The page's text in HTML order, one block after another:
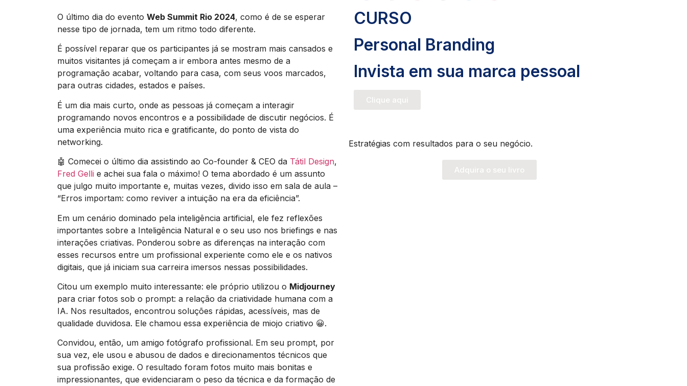
O último dia do evento Web Summit Rio 2024, como é de se esperar
nesse tipo de jornada, tem um ritmo todo diferente.
É possível reparar que os participantes já se mostram mais cansados e
muitos visitantes já começam a ir embora antes mesmo de a
programação acabar, voltando para casa, com seus voos marcados,
para outras cidades, estados e países.
É um dia mais curto, onde as pessoas já começam a interagir
programando novos encontros e a possibilidade de discutir negócios. É
uma experiência muito rica e gratificante, do ponto de vista do
networking.
🤖 Comecei o último dia assistindo ao Co-founder & CEO da Tátil Design,
Fred Gelli e achei sua fala o máximo! O tema abordado é um assunto
que julgo muito importante e, muitas vezes, divido isso em sala de aula –
“Erros importam: como reviver a intuição na era da eficiência”.
Em um cenário dominado pela inteligência artificial, ele fez reflexões
importantes sobre a Inteligência Natural e o seu uso nos briefings e nas
interações criativas. Ponderou sobre as diferenças na interação com
esses recursos entre um profissional experiente como ele e os nativos
digitais, que já iniciam sua carreira imersos nessas possibilidades.
Citou um exemplo muito interessante: ele próprio utilizou o Midjourney
para criar fotos sob o prompt: a relação da criatividade humana com a
IA. Nos resultados, encontrou soluções rápidas, acessíveis, mas de
qualidade duvidosa. Ele chamou essa experiência de miojo criativo 😀.
Convidou, então, um amigo fotógrafo profissional. Em seu prompt, por
sua vez, ele usou e abusou de dados e direcionamentos técnicos que
sua profissão exige. O resultado foram fotos muito mais bonitas e
impressionantes, que evidenciaram o peso da técnica e da formação de
CURSO
Personal Branding
Invista em sua marca pessoal
Clique aqui
Estratégias com resultados para o seu negócio.
Adquira o seu livro